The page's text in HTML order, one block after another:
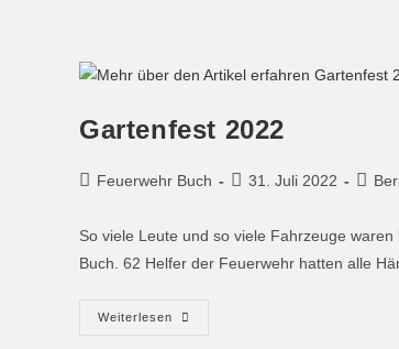
Gartenfest 2022
Feuerwehr Buch 31. Juli 2022
So viele Leute und so viele Fahrzeuge
Buch. 62 Helfer der Feuerwehr hatten alle
Weiterlesen